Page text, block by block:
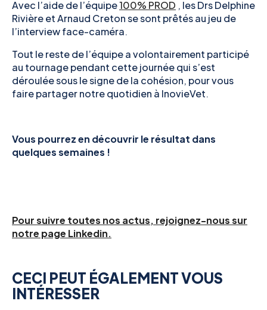
Avec l’aide de l’équipe100% PROD , les Drs Delphine
Rivière et Arnaud Creton se sont prêtés au jeu de
l’interview face-caméra.
Tout le reste de l’équipe a volontairement participé
au tournage pendant cette journée qui s’est
déroulée sous le signe de la cohésion, pour vous
faire partager notre quotidien à InovieVet.
Vous pourrez en découvrir le résultat dans
quelques semaines !
Pour suivre toutes nos actus, rejoignez-nous sur
notre page Linkedin.
CECI PEUT ÉGALEMENT VOUS
INTÉRESSER